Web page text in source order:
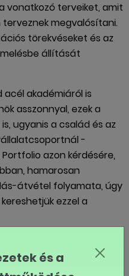
vonatkozó terveiket, amit
megvalósítani.
törekvéseket és az
állítását
akadémiáról is
asszonnyal, ezek a
ugyanis a család és az
-
azon kérdésére,
hamarosan
átvétel folyamata, úgy
ezzel a
megtartották ezt az
és ennek is volt
és a